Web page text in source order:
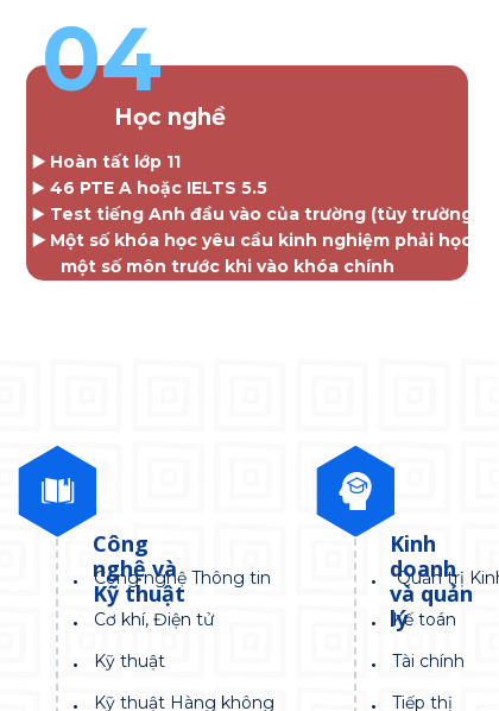
04
Học nghề
▶️ Hoàn tất lớp 11
▶️46 PTE A hoặc IELTS 5.5
▶️ Test tiếng Anh đầu vào của trường (tùy trường)
▶️ Một số khóa học yêu cầu kinh nghiệm phải học
một số môn trước khi vào khóa chính
Công nghệ Thông tin
Cơ khí, Điện tử
Kỹ thuật
Kỹ thuật Hàng không
Công
nghệ và
Kỹ thuật
Quản trị
Kế toán
Tài chính
Tiếp thị
Kinh
doanh
và quản
lý